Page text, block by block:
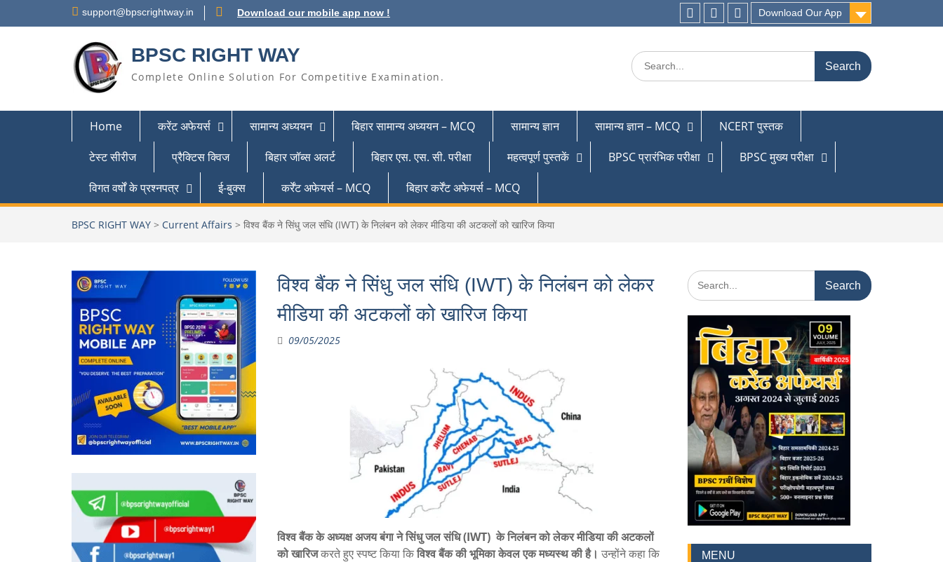
support@bpscrightway.in Download our mobile app now ! Download Our App
BPSC RIGHT WAY
Complete Online Solution For Competitive Examination.
Home करेंट अफेयर्स सामान्य अध्ययन बिहार सामान्य अध्ययन – MCQ सामान्य ज्ञान सामान्य ज्ञान – MCQ
NCERT पुस्तक
टेस्ट सीरीज
प्रैक्टिस क्विज बिहार जॉब्स अलर्ट बिहार एस. एस. सी. परीक्षा महत्वपूर्ण पुस्तकें BPSC प्रारंभिक परीक्षा
BPSC मुख्य परीक्षा
विगत वर्षों के प्रश्नपत्र
ई-बुक्स कर्रेंट अफेयर्स – MCQ बिहार कर्रेंट अफेयर्स – MCQ
BPSC RIGHT WAY > Current Affairs > विश्व बैंक ने सिंधु जल संधि (IWT) के निलंबन को लेकर मीडिया की अटकलों को खारिज किया
विश्व बैंक ने सिंधु जल संधि (IWT) के निलंबन को लेकर
मीडिया की अटकलों को खारिज किया
09/05/2025
विश्व बैंक के अध्यक्ष अजय बंगा ने सिंधु जल संधि(IWT) के निलंबन को लेकर मीडिया की अटकलों
को खारिजकरते हुए स्पष्ट किया किविश्व बैंक की भूमिका केवल एक मध्यस्थ की है। उन्होंने कहा कि
MENU